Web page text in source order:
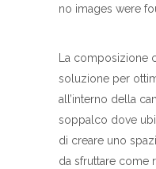
no images were
La composizione
soluzione per
all’interno della
soppalco dove
di creare uno
da sfruttare come